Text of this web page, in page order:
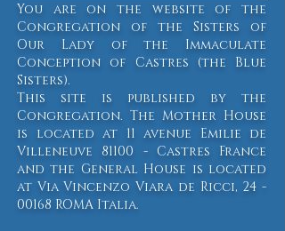
You are on the website of the
Congregation of the Sisters of
Our Lady of the Immaculate
Conception of Castres (the Blue
Sisters).
This site is published by the
Congregation. The Mother House
is located at 11 avenue Emilie de
Villeneuve 81100 - Castres France
and the General House is located
at Via Vincenzo Viara de Ricci, 24 -
00168 ROMA Italia.